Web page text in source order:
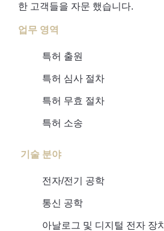
한 고객들을 자문 했습니다.
업무 영역
특허 출원
특허 심사 절차
특허 무효 절차
특허 소송
기술 분야
전자/전기 공학
통신 공학
아날로그 및 디지털 전자 장치